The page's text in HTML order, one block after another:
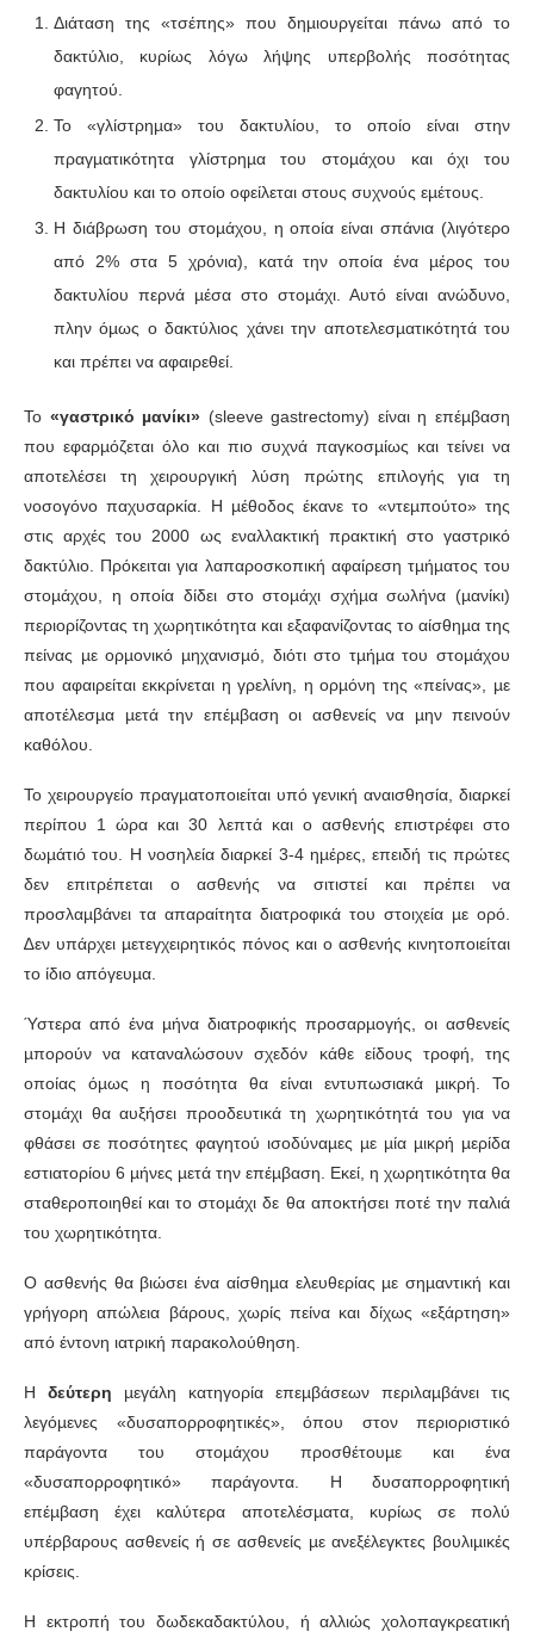
Διάταση της «τσέπης» που δηµιουργείται πάνω από το
δακτύλιο, κυρίως λόγω λήψης υπερβολής ποσότητας
φαγητού.
Το «γλίστρηµα» του δακτυλίου, το οποίο είναι στην
πραγµατικότητα γλίστρηµα του στοµάχου και όχι του
δακτυλίου και το οποίο οφείλεται στους συχνούς εµέτους.
Η διάβρωση του στοµάχου, η οποία είναι σπάνια (λιγότερο
από 2% στα 5 χρόνια), κατά την οποία ένα µέρος του
δακτυλίου περνά µέσα στο στοµάχι. Αυτό είναι ανώδυνο,
πλην όµως ο δακτύλιος χάνει την αποτελεσµατικότητά του
και πρέπει να αφαιρεθεί.
Το «γαστρικό µανίκι» (sleeve gastrectomy) είναι η επέµβαση
που εφαρµόζεται όλο και πιο συχνά παγκοσµίως και τείνει να
αποτελέσει τη χειρουργική λύση πρώτης επιλογής για τη
νοσογόνο παχυσαρκία. Η µέθοδος έκανε το «ντεµπούτο» της
στις αρχές του 2000 ως εναλλακτική πρακτική στο γαστρικό
δακτύλιο. Πρόκειται για λαπαροσκοπική αφαίρεση τµήµατος του
στοµάχου, η οποία δίδει στο στοµάχι σχήµα σωλήνα (µανίκι)
περιορίζοντας τη χωρητικότητα και εξαφανίζοντας το αίσθηµα της
πείνας µε ορµονικό µηχανισµό, διότι στο τµήµα του στοµάχου
που αφαιρείται εκκρίνεται η γρελίνη, η ορµόνη της «πείνας», µε
αποτέλεσµα µετά την επέµβαση οι ασθενείς να µην πεινούν
καθόλου.
Το χειρουργείο πραγµατοποιείται υπό γενική αναισθησία, διαρκεί
περίπου 1 ώρα και 30 λεπτά και ο ασθενής επιστρέφει στο
δωµάτιό του. Η νοσηλεία διαρκεί 3-4 ηµέρες, επειδή τις πρώτες
δεν επιτρέπεται ο ασθενής να σιτιστεί και πρέπει να
προσλαµβάνει τα απαραίτητα διατροφικά του στοιχεία µε ορό.
∆εν υπάρχει µετεγχειρητικός πόνος και ο ασθενής κινητοποιείται
το ίδιο απόγευµα.
Ύστερα από ένα µήνα διατροφικής προσαρµογής, οι ασθενείς
µπορούν να καταναλώσουν σχεδόν κάθε είδους τροφή, της
οποίας όµως η ποσότητα θα είναι εντυπωσιακά µικρή. Το
στοµάχι θα αυξήσει προοδευτικά τη χωρητικότητά του για να
φθάσει σε ποσότητες φαγητού ισοδύναµες µε µία µικρή µερίδα
εστιατορίου 6 µήνες µετά την επέµβαση. Εκεί, η χωρητικότητα θα
σταθεροποιηθεί και το στοµάχι δε θα αποκτήσει ποτέ την παλιά
του χωρητικότητα.
Ο ασθενής θα βιώσει ένα αίσθηµα ελευθερίας µε σηµαντική και
γρήγορη απώλεια βάρους, χωρίς πείνα και δίχως «εξάρτηση»
από έντονη ιατρική παρακολούθηση.
Η δεύτερη µεγάλη κατηγορία επεµβάσεων περιλαµβάνει τις
λεγόµενες «δυσαπορροφητικές», όπου στον περιοριστικό
παράγοντα του στοµάχου προσθέτουµε και ένα
«δυσαπορροφητικό» παράγοντα. H δυσαπορροφητική
επέµβαση έχει καλύτερα αποτελέσµατα, κυρίως σε πολύ
υπέρβαρους ασθενείς ή σε ασθενείς µε ανεξέλεγκτες βουλιµικές
κρίσεις.
Η εκτροπή του δωδεκαδακτύλου, ή αλλιώς χολοπαγκρεατική